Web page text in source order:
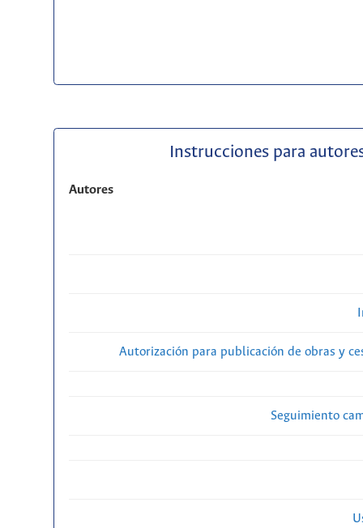
Instrucciones para
Autores
Autorización para publicación de obras y
Seguimiento